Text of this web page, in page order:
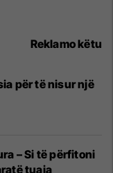
Reklamo këtu
për të nisur një
– Si të përfitoni
tuaja